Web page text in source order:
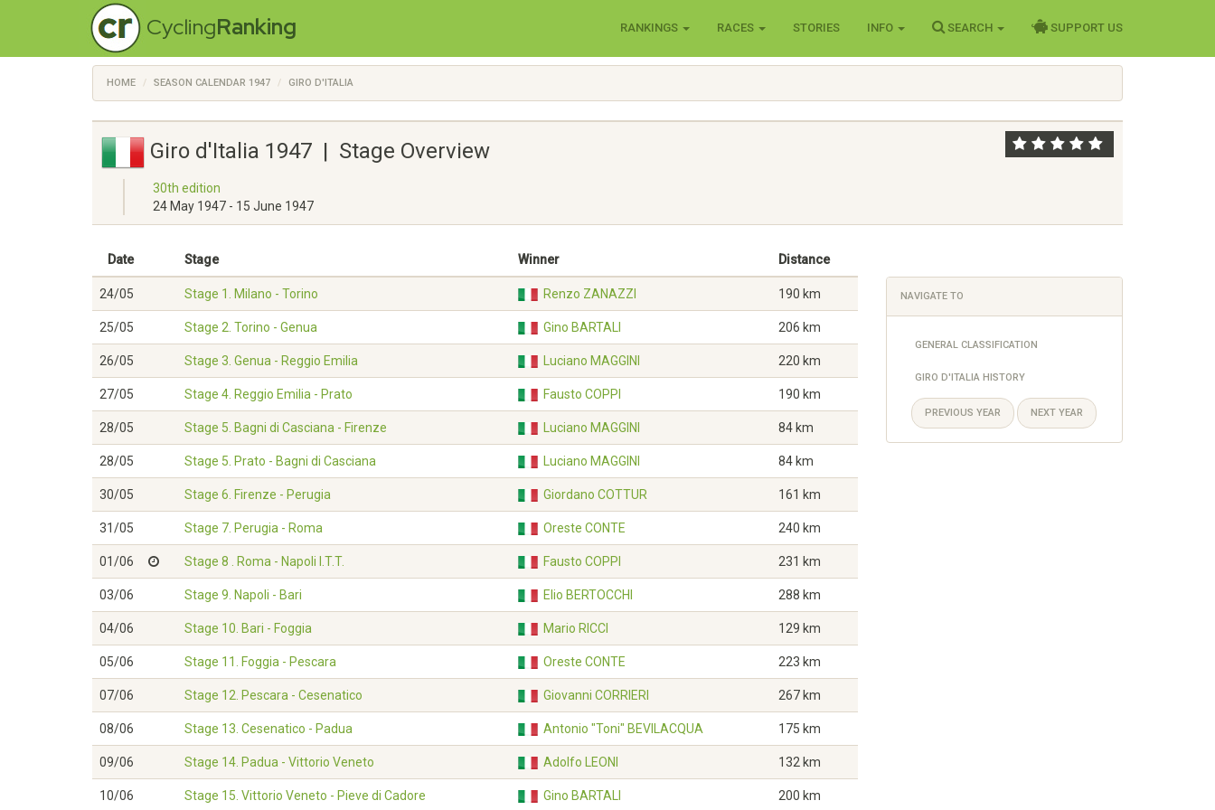
CyclingRanking RANKINGS RACES STORIES INFO SEARCH SUPPORT US
HOME SEASON CALENDAR 1947 GIRO D'ITALIA
Giro d'Italia 1947 | Stage Overview
30th edition
24 May 1947 - 15 June 1947
Date Stage Winner Distance
24/05 Stage 1. Milano - Torino Renzo ZANAZZI 190 km
25/05 Stage 2. Torino - Genua Gino BARTALI 206 km
26/05 Stage 3. Genua - Reggio Emilia Luciano MAGGINI 220 km
27/05 Stage 4. Reggio Emilia - Prato Fausto COPPI 190 km
28/05 Stage 5. Bagni di Casciana - Firenze Luciano MAGGINI 84 km
28/05 Stage 5. Prato - Bagni di Casciana Luciano MAGGINI 84 km
30/05 Stage 6. Firenze - Perugia Giordano COTTUR 161 km
31/05 Stage 7. Perugia - Roma Oreste CONTE 240 km
01/06 Stage 8 . Roma - Napoli I.T.T. Fausto COPPI 231 km
03/06 Stage 9. Napoli - Bari Elio BERTOCCHI 288 km
04/06 Stage 10. Bari - Foggia Mario RICCI 129 km
05/06 Stage 11. Foggia - Pescara Oreste CONTE 223 km
07/06 Stage 12. Pescara - Cesenatico Giovanni CORRIERI 267 km
08/06 Stage 13. Cesenatico - Padua Antonio "Toni" BEVILACQUA 175 km
09/06 Stage 14. Padua - Vittorio Veneto Adolfo LEONI 132 km
10/06 Stage 15. Vittorio Veneto - Pieve di Cadore Gino BARTALI 200 km
NAVIGATE TO
GENERAL CLASSIFICATION
GIRO D'ITALIA HISTORY
PREVIOUS YEAR NEXT YEAR